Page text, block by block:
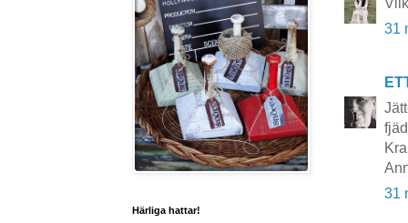
31
31
Härliga hattar!